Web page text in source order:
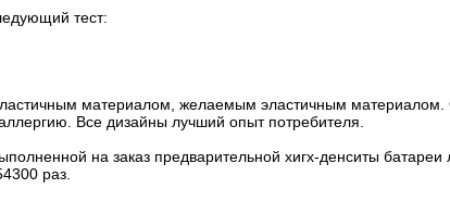
тест:
материалом, желаемым эластичным материалом.
Все дизайны лучший опыт потребителя.
на заказ предварительной хигх-денситы батареи
раз.